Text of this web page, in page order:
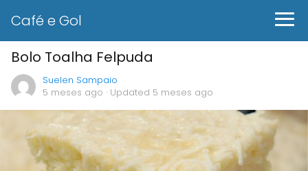
Café e Gol
Bolo Toalha Felpuda
Suelen Sampaio
5 meses ago · Updated 5 meses ago